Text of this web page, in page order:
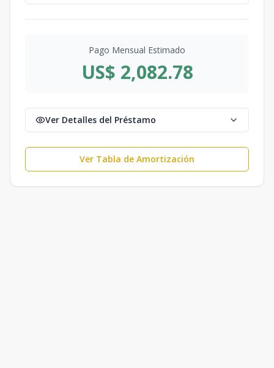
Pago Mensual Estimado
US$ 2,082.78
Ver Detalles del Préstamo
Ver Tabla de Amortización